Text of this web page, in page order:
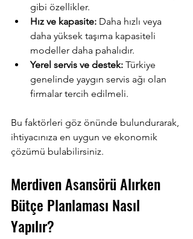
gibi özellikler.
Hız ve kapasite: Daha hızlı veya
daha yüksek taşıma kapasiteli
modeller daha pahalıdır.
Yerel servis ve destek: Türkiye
genelinde yaygın servis ağı olan
firmalar tercih edilmeli.
Bu faktörleri göz önünde bulundurarak,
ihtiyacınıza en uygun ve ekonomik
çözümü bulabilirsiniz.
Merdiven Asansörü Alırken
Bütçe Planlaması Nasıl
Yapılır?